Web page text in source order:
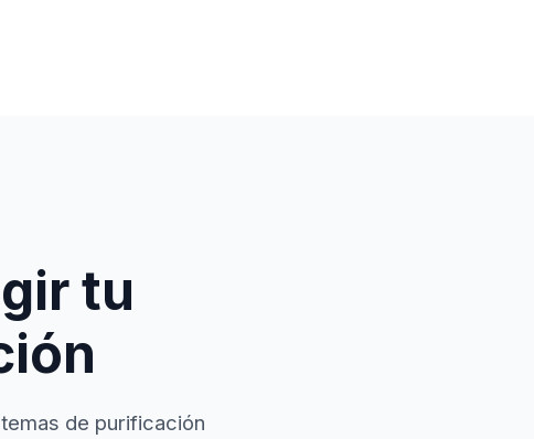
tu
de purificación